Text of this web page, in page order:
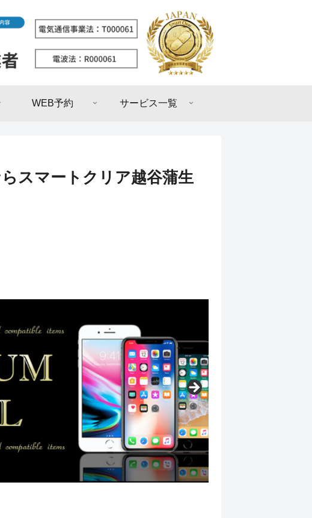
WEB予約 サービス一覧
スマートクリア越谷蒲生